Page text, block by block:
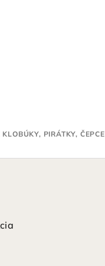
KLOBÚKY, PIRÁTKY, ČEPCE